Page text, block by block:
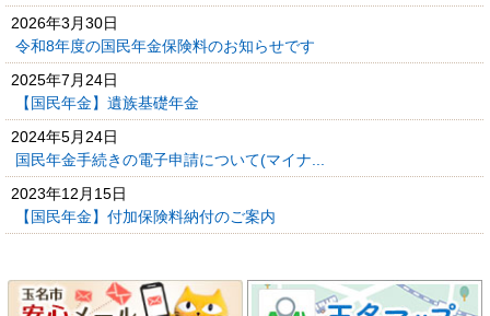
2026年3月30日
令和8年度の国民年金保険料のお知らせです
2025年7月24日
【国民年金】遺族基礎年金
2024年5月24日
国民年金手続きの電子申請について(マイナ...
2023年12月15日
【国民年金】付加保険料納付のご案内